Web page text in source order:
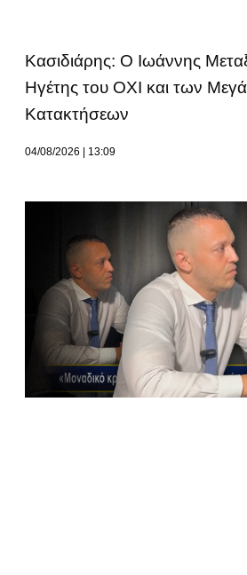
Κασιδιάρης: Ο Ιωάννης
Ηγέτης του ΟΧΙ και των
Κατακτήσεων
04/08/2026 13:09